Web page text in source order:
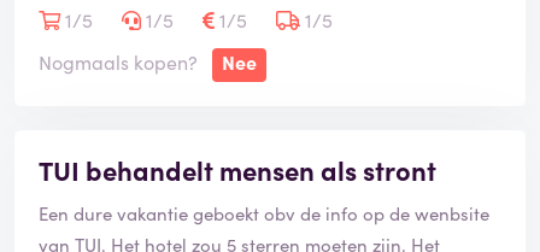
aanbiedt, maar prima, zelf gebeld en de verhuur heeft
het voor me geregeld.
was geen boeking doorgegeven en mijn reservering
stond niet in hun systeem. Sta je daar in het
buitenland, s avonds, alleen, zonder plek om te slapen.
1/5
1/5 1/5
1/5
Nogmaals kopen?
Nee
TUI behandelt mensen als stront
Een dure vakantie geboekt obv de info op de wenbsite
van TUI. Het hotel zou 5 sterren moeten zijn. Het